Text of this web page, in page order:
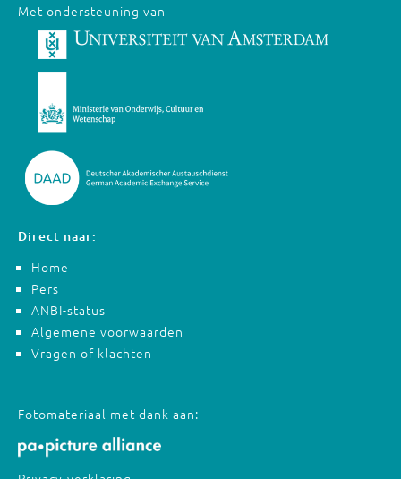
Met ondersteuning van
Direct naar:
Home
Pers
ANBI-status
Algemene voorwaarden
Vragen of klachten
Fotomateriaal met dank aan: